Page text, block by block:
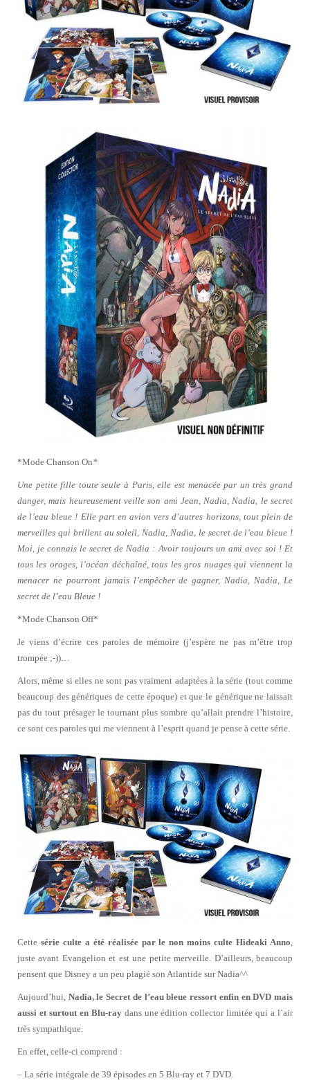
*Mode Chanson On*
Une petite fille toute seule à Paris, elle est menacée par un très grand
danger, mais heureusement veille son ami Jean, Nadia, Nadia, le secret
de l’eau bleue ! Elle part en avion vers d’autres horizons, tout plein de
merveilles qui brillent au soleil, Nadia, Nadia, le secret de l’eau bleue !
Moi, je connais le secret de Nadia : Avoir toujours un ami avec soi ! Et
tous les orages, l’océan déchaîné, tous les gros nuages qui viennent la
menacer ne pourront jamais l’empêcher de gagner, Nadia, Nadia, Le
secret de l’eau Bleue !
*Mode Chanson Off*
Je viens d’écrire ces paroles de mémoire (j’espère ne pas m’être trop
trompée ;-))…
Alors, même si elles ne sont pas vraiment adaptées à la série (tout comme
beaucoup des génériques de cette époque) et que le générique ne laissait
pas du tout présager le tournant plus sombre qu’allait prendre l’histoire,
ce sont ces paroles qui me viennent à l’esprit quand je pense à cette série.
Cette série culte a été réalisée par le non moins culte Hideaki Anno
juste avant Evangelion et est une petite merveille. D’ailleurs, beaucoup
pensent que Disney a un peu plagié son Atlantide sur Nadia^^
Aujourd’hui, Nadia, le Secret de l’eau bleue ressort enfin en DVD mais
aussi et surtout en Blu-raydans une édition collector limitée qui a l’air
très sympathique.
En effet, celle-ci comprend :
– La série intégrale de 39 épisodes en 5 Blu-ray et 7 DVD.